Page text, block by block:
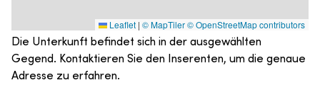
Leaflet | © MapTiler© OpenStreetMap contributors
Die Unterkunft befindet sich in der ausgewählten
Gegend. Kontaktieren Sie den Inserenten, um die genaue
Adresse zu erfahren.